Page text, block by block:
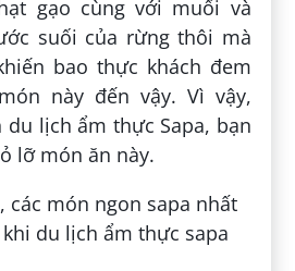
gạo cùng với muối và
suối của rừng thôi mà
bao thực khách đem
này đến vậy. Vì vậy,
lịch ẩm thực Sapa, bạn
lỡ món ăn này.